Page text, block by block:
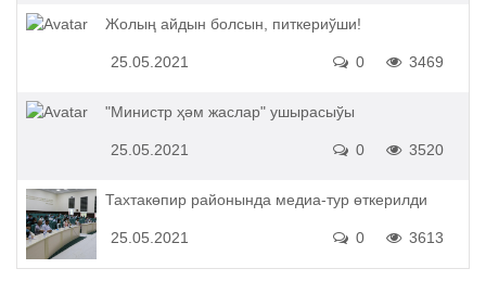
Жолың айдын болсын, питкериўши!
25.05.2021 3469
0
"Министр ҳәм жаслар" ушырасыўы
25.05.2021 3520
0
Тахтакөпир районында медиа-тур өткерилди
25.05.2021 3613
0